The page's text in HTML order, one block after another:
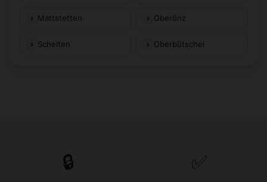
Mattstetten Oberönz
Schelten Oberbütschel
🔒 ✅